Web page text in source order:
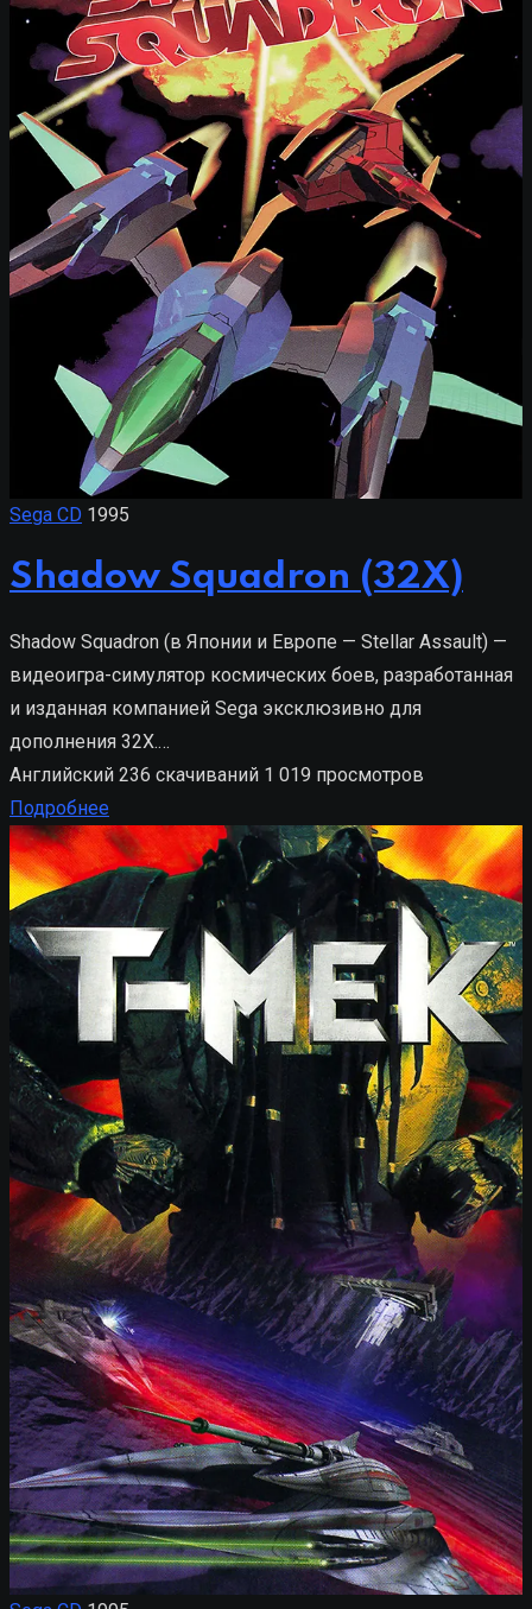
Sega CD 1995
Shadow Squadron (32X)
Shadow Squadron (в Японии и Европе — Stellar Assault) —
видеоигра-симулятор космических боев, разработанная
и изданная компанией Sega эксклюзивно для
дополнения 32X.…
Английский 236 скачиваний 1 019 просмотров
Подробнее